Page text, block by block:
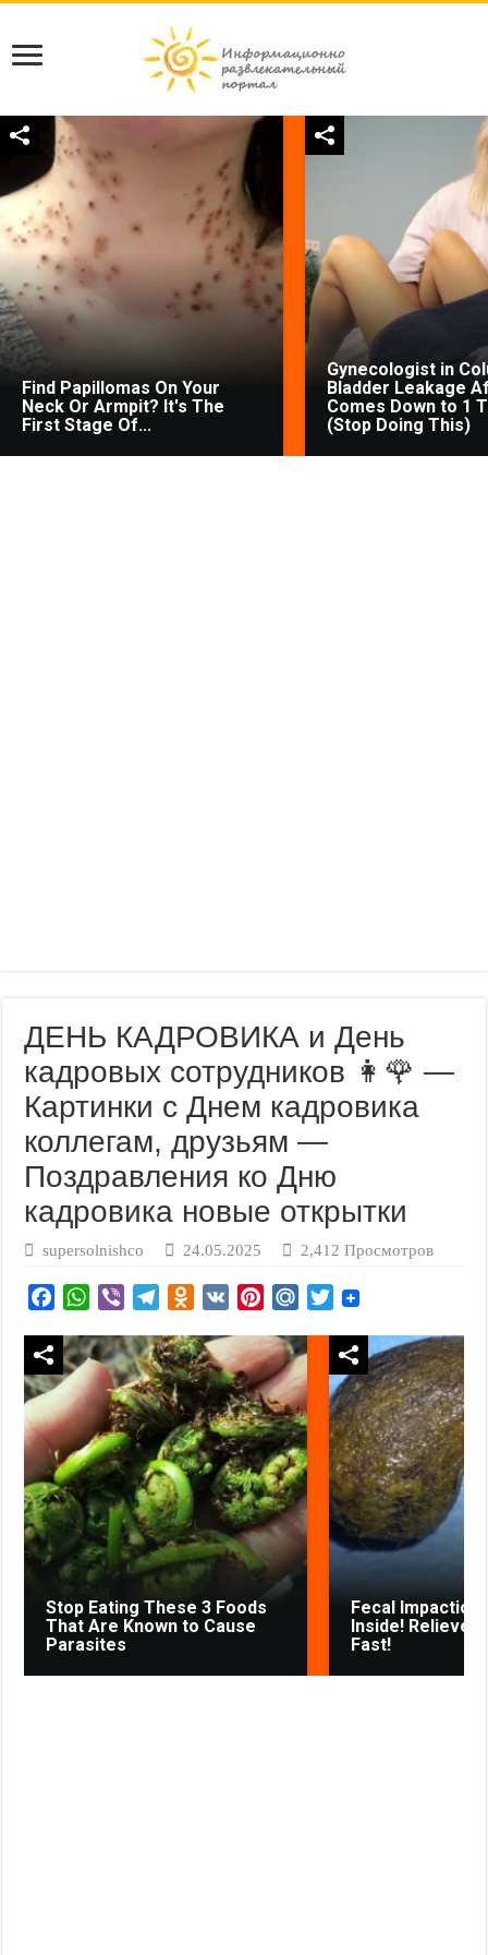
Find Papillomas On Your
Neck Or Armpit? It's The
First Stage Of...
Gynecologist in
Bladder Leakage
Comes Down to 1
(Stop Doing This)
ДЕНЬ КАДРОВИКА и День
кадровых сотрудников 👩🌹 —
Картинки с Днем кадровика
коллегам, друзьям —
Поздравления ко Дню
кадровика новые открытки
supersolnishco 24.05.2025 2,412 Просмотров
e
b
o
o
k
W
a
t
s
A
p
p
V
b
e
r
l
e
g
a
m
O
n
o
k
l
a
s
n
i
k
i
V
n
t
e
r
e
s
t
M
i
l
.
R
u
T
t
t
e
r
Stop Eating These 3 Foods
That Are Known to Cause
Parasites
Fecal Impaction
Inside! Relieves
Fast!